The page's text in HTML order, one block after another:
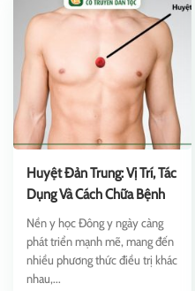
Huyệt Đản Trung: Vị Trí, Tác
Dụng Và Cách Chữa Bệnh
Nền y học Đông y ngày càng
phát triển mạnh mẽ, mang đến
nhiều phương thức điều trị khác
nhau,...